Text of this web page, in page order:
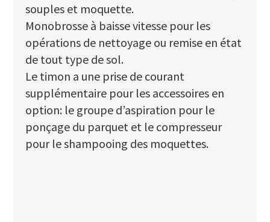
souples et moquette.
Monobrosse à baisse vitesse pour les
opérations de nettoyage ou remise en état
de tout type de sol.
Le timon a une prise de courant
supplémentaire pour les accessoires en
option: le groupe d’aspiration pour le
ponçage du parquet et le compresseur
pour le shampooing des moquettes.